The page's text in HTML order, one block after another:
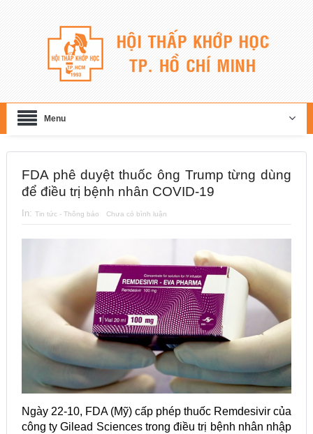
Menu
FDA phê duyệt thuốc ông Trump từng dùng
để điều trị bệnh nhân COVID-19
In: Tin tức - Thông báo Chưa có bình luận
Ngày 22-10, FDA (Mỹ) cấp phép thuốc Remdesivir của
công ty Gilead Sciences trong điều trị bệnh nhân nhập